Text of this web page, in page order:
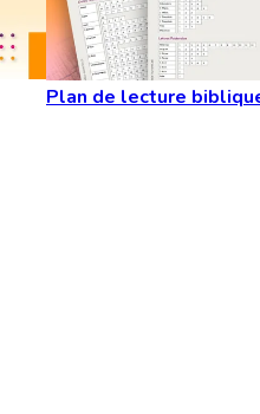
Plan de lecture